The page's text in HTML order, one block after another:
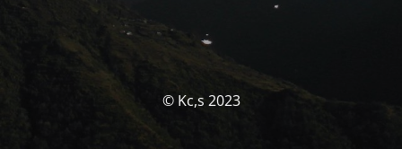
© Kc,s 2023